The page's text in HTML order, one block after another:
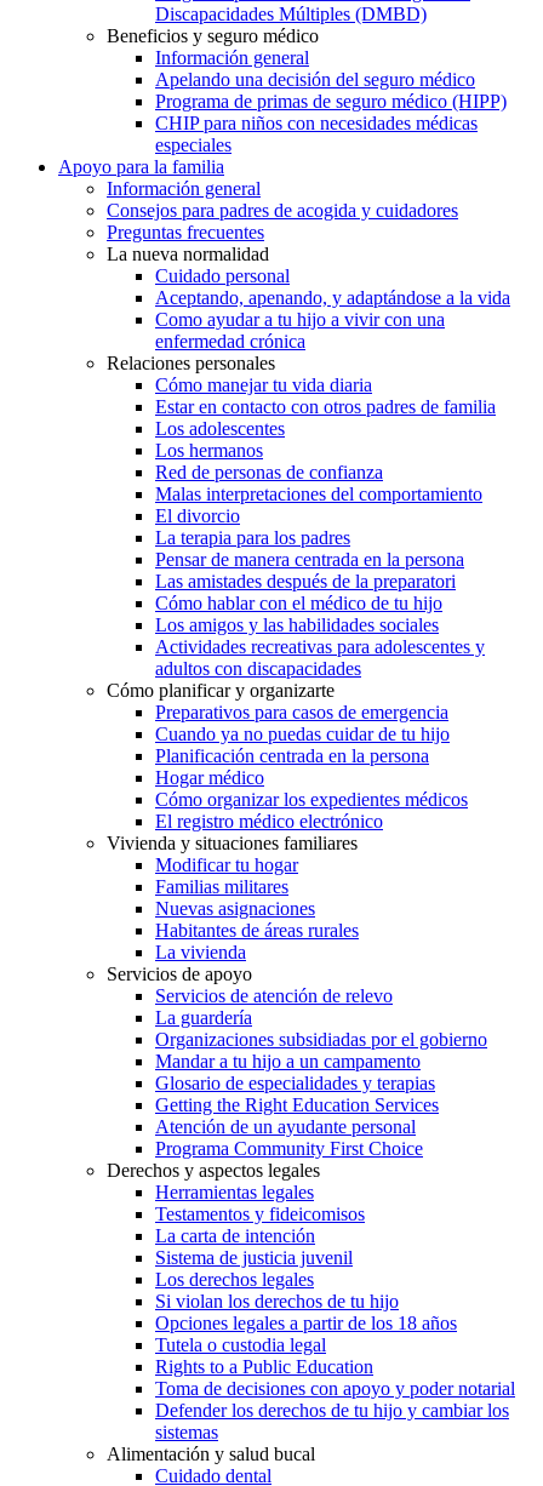
Discapacidades Múltiples (DMBD)
Beneficios y seguro médico
Información general
Apelando una decisión del seguro médico
Programa de primas de seguro médico (HIPP)
CHIP para niños con necesidades médicas
especiales
Apoyo para la familia
Información general
Consejos para padres de acogida y cuidadores
Preguntas frecuentes
La nueva normalidad
Cuidado personal
Aceptando, apenando, y adaptándose a la vida
Como ayudar a tu hijo a vivir con una
enfermedad crónica
Relaciones personales
Cómo manejar tu vida diaria
Estar en contacto con otros padres de familia
Los adolescentes
Los hermanos
Red de personas de confianza
Malas interpretaciones del comportamiento
El divorcio
La terapia para los padres
Pensar de manera centrada en la persona
Las amistades después de la preparatori
Cómo hablar con el médico de tu hijo
Los amigos y las habilidades sociales
Actividades recreativas para adolescentes y
adultos con discapacidades
Cómo planificar y organizarte
Preparativos para casos de emergencia
Cuando ya no puedas cuidar de tu hijo
Planificación centrada en la persona
Hogar médico
Cómo organizar los expedientes médicos
El registro médico electrónico
Vivienda y situaciones familiares
Modificar tu hogar
Familias militares
Nuevas asignaciones
Habitantes de áreas rurales
La vivienda
Servicios de apoyo
Servicios de atención de relevo
La guardería
Organizaciones subsidiadas por el gobierno
Mandar a tu hijo a un campamento
Glosario de especialidades y terapias
Getting the Right Education Services
Atención de un ayudante personal
Programa Community First Choice
Derechos y aspectos legales
Herramientas legales
Testamentos y fideicomisos
La carta de intención
Sistema de justicia juvenil
Los derechos legales
Si violan los derechos de tu hijo
Opciones legales a partir de los 18 años
Tutela o custodia legal
Rights to a Public Education
Toma de decisiones con apoyo y poder notarial
Defender los derechos de tu hijo y cambiar los
sistemas
Alimentación y salud bucal
Cuidado dental